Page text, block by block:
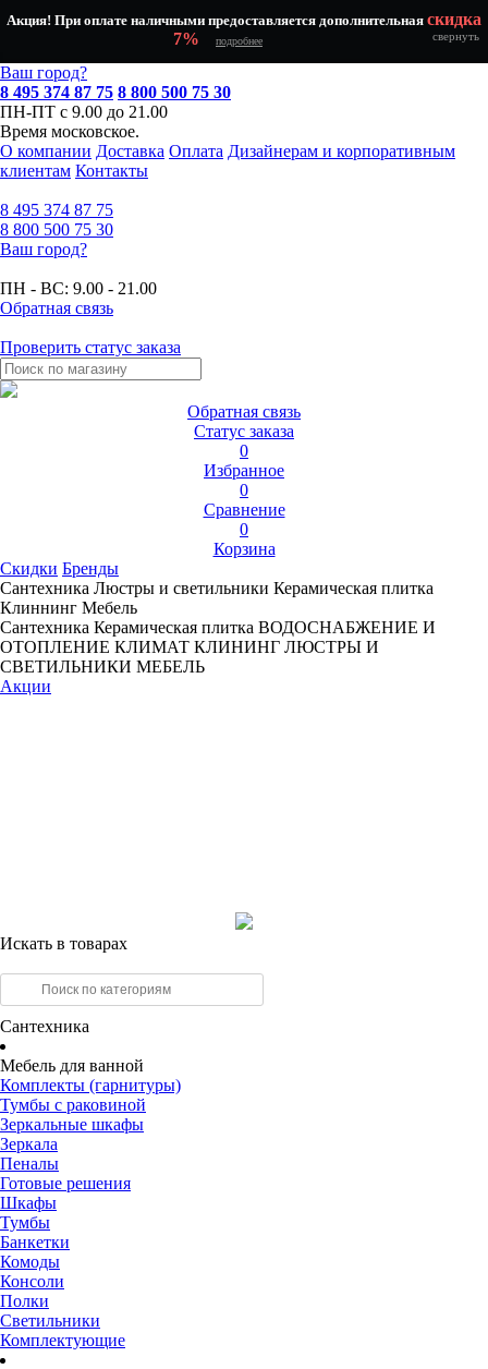
Акция! При оплате наличными предоставляется дополнительная скидка
7%
подробнее свернуть
Ваш город?
8 495 374 87 75 8 800 500 75 30
ПН-ПТ с 9.00 до 21.00
Время московское.
О компании Доставка Оплата Дизайнерам и корпоративным
клиентам Контакты
8 495 374 87 75
8 800 500 75 30
Ваш город?
ПН - ВС: 9.00 - 21.00
Обратная связь
Проверить статус заказа
Обратная связь
Статус заказа
0
Избранное
0
Сравнение
0
Корзина
Скидки Бренды
Сантехника Люстры и светильники Керамическая плитка
Клиннинг Мебель
Сантехника Керамическая плитка ВОДОСНАБЖЕНИЕ И
ОТОПЛЕНИЕ КЛИМАТ КЛИНИНГ ЛЮСТРЫ И
СВЕТИЛЬНИКИ МЕБЕЛЬ
Акции
Искать в товарах
Сантехника
Мебель для ванной
Комплекты (гарнитуры)
Тумбы с раковиной
Зеркальные шкафы
Зеркала
Пеналы
Готовые решения
Шкафы
Тумбы
Банкетки
Комоды
Консоли
Полки
Светильники
Комплектующие